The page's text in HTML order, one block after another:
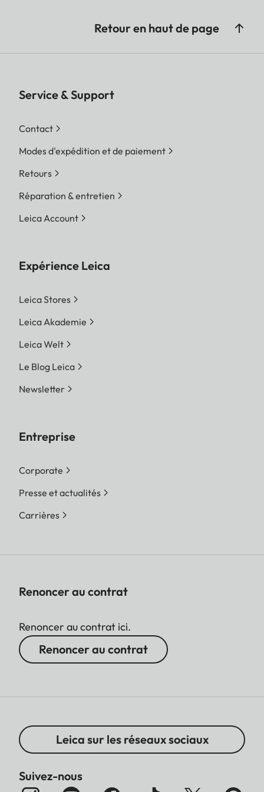
Retour en haut de page
Service & Support
Contact
Modes d'expédition et de paiement
Retours
Réparation & entretien
Leica Account
Expérience Leica
Leica Stores
Leica Akademie
Leica Welt
Le Blog Leica
Newsletter
Entreprise
Corporate
Presse et actualités
Carrières
Renoncer au contrat
Renoncer au contrat ici.
Renoncer au contrat
Leica sur les réseaux sociaux
Suivez-nous